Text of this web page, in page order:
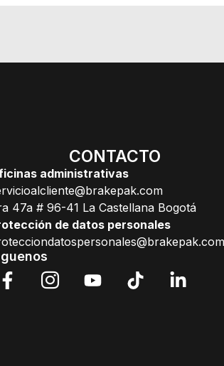
CONTACTO
administrativas
47a # 96-41 La Castellana Bogotá
de datos personales